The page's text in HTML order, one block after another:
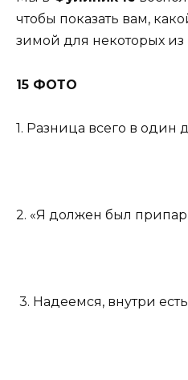
чтобы показать вам,
зимой для некоторых из
15 ФОТО
1. Разница всего в один
2. «Я должен был
3. Надеемся, внутри